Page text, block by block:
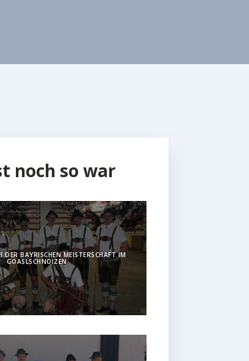
noch so war
DER BAYRISCHEN MEISTERSCHAFT IM
GOASLSCHNOIZEN